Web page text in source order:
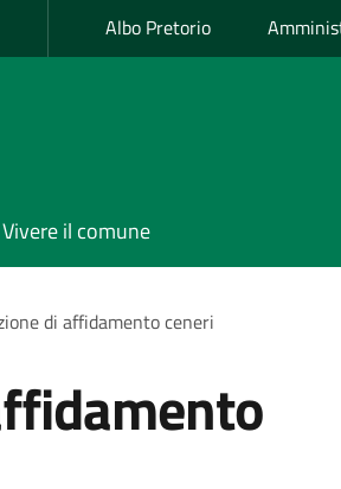
Albo Pretorio
Vivere il comune
di affidamento ceneri